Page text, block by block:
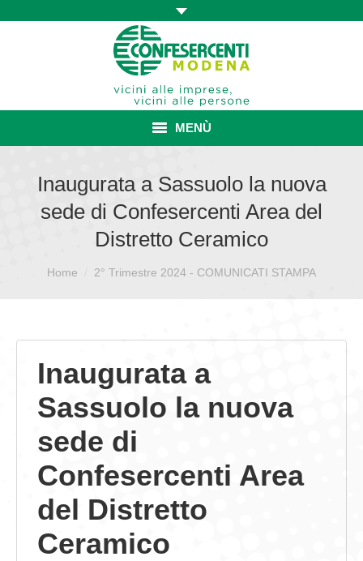
MENÙ
ASSOCIAZIONE
ISCRIZIONE E VANTAGGI
GIOVEDÌ GASTRONOMICI
CONTATTI
Inaugurata a Sassuolo la nuova
sede di Confesercenti Area del
Distretto Ceramico
Sei qui:Home 2° Trimestre 2024 - COMUNICATI STAMPA
Inaugurata a
Sassuolo la nuova
sede di
Confesercenti Area
del Distretto
Ceramico